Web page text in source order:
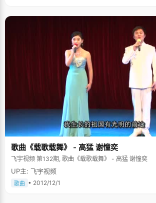
歌曲《载歌载舞》 - 高猛 谢憧奕
飞宇视频 第132期, 歌曲《载歌载舞》 - 高猛 谢憧奕
UP主: 飞宇视频
歌曲 • 2012/12/1